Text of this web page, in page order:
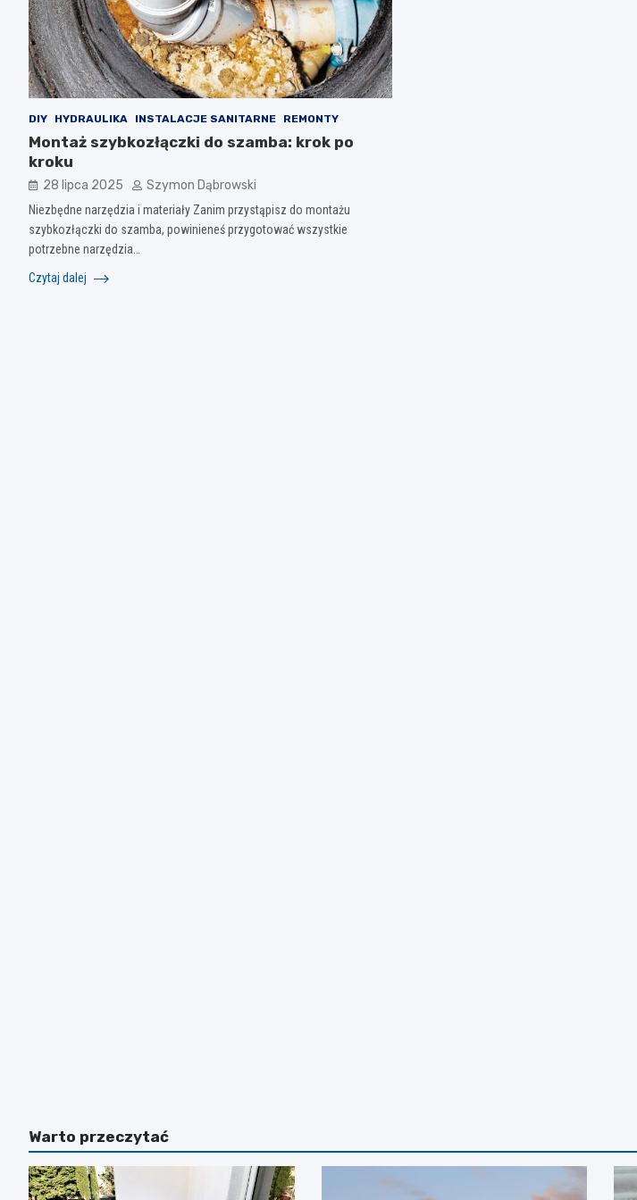
DIY HYDRAULIKA INSTALACJE SANITARNE REMONTY
Montaż szybkozłączki do szamba: krok po
kroku
28 lipca 2025 Szymon Dąbrowski
Niezbędne narzędzia i materiały Zanim przystąpisz do montażu
szybkozłączki do szamba, powinieneś przygotować wszystkie
potrzebne narzędzia…
Czytaj dalej
Warto przeczytać